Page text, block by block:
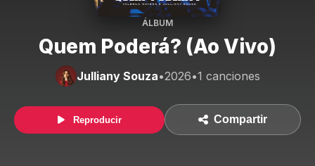
ÁLBUM
Quem Poderá? (Ao Vivo)
Julliany Souza•2026•1 canciones
Reproducir Compartir